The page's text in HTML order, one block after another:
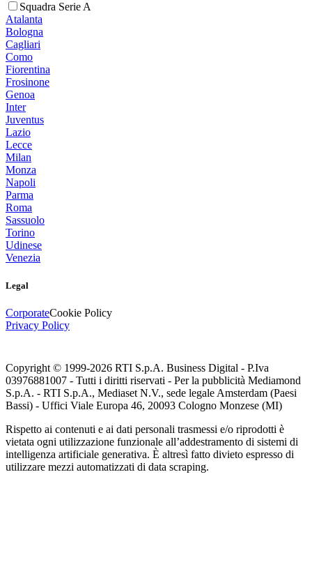
Squadra Serie A
Atalanta
Bologna
Cagliari
Como
Fiorentina
Frosinone
Genoa
Inter
Juventus
Lazio
Lecce
Milan
Monza
Napoli
Parma
Roma
Sassuolo
Torino
Udinese
Venezia
Legal
CorporateCookie Policy
Privacy Policy
Copyright © 1999-2026 RTI S.p.A. Business Digital - P.Iva
03976881007 - Tutti i diritti riservati - Per la pubblicità Mediamond
S.p.A. - RTI S.p.A., Mediaset N.V., sede legale Amsterdam (Paesi
Bassi) - Uffici Viale Europa 46, 20093 Cologno Monzese (MI)
Rispetto ai contenuti e ai dati personali trasmessi e/o riprodotti è
vietata ogni utilizzazione funzionale all’addestramento di sistemi di
intelligenza artificiale generativa. È altresì fatto divieto espresso di
utilizzare mezzi automatizzati di data scraping.